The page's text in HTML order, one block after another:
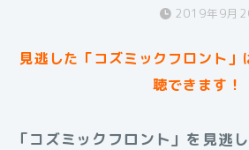
2019年9月
見逃した「コズミックフロント」
聴できます！
「コズミックフロント」を見逃